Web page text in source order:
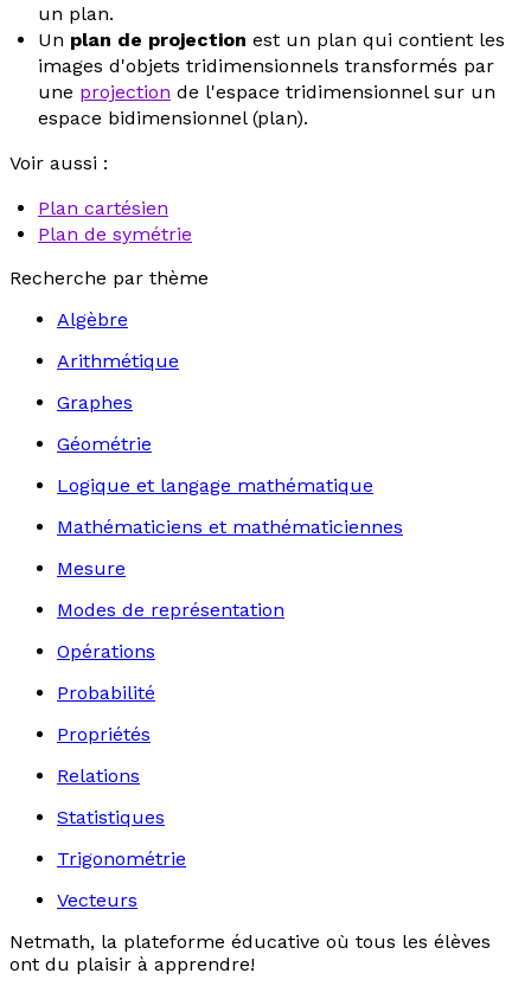
un plan.
Un plan de projection est un plan qui contient les
images d'objets tridimensionnels transformés par
une projection de l'espace tridimensionnel sur un
espace bidimensionnel (plan).
Voir aussi :
Plan cartésien
Plan de symétrie
Recherche par thème
Algèbre
Arithmétique
Graphes
Géométrie
Logique et langage mathématique
Mathématiciens et mathématiciennes
Mesure
Modes de représentation
Opérations
Probabilité
Propriétés
Relations
Statistiques
Trigonométrie
Vecteurs
Netmath, la plateforme éducative où tous les élèves
ont du plaisir à apprendre!